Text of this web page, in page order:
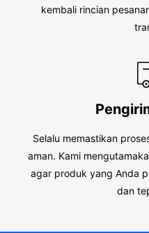
kembali rincian
Selalu memastikan
aman. Kami
agar produk yang Anda
dan